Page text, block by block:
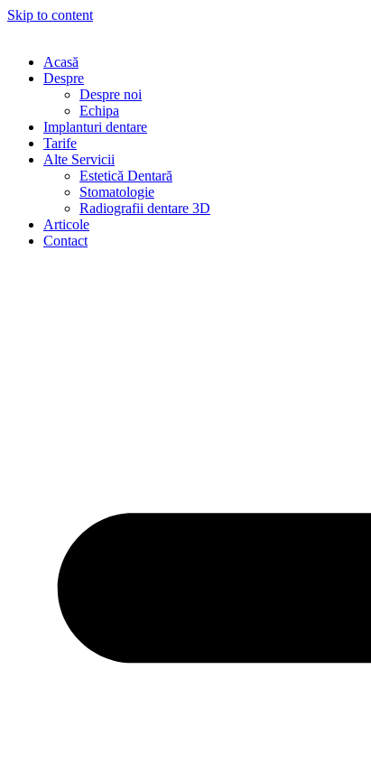
Skip to content
Acasă
Despre
Despre noi
Echipa
Implanturi dentare
Tarife
Alte Servicii
Estetică Dentară
Stomatologie
Radiografii dentare 3D
Articole
Contact